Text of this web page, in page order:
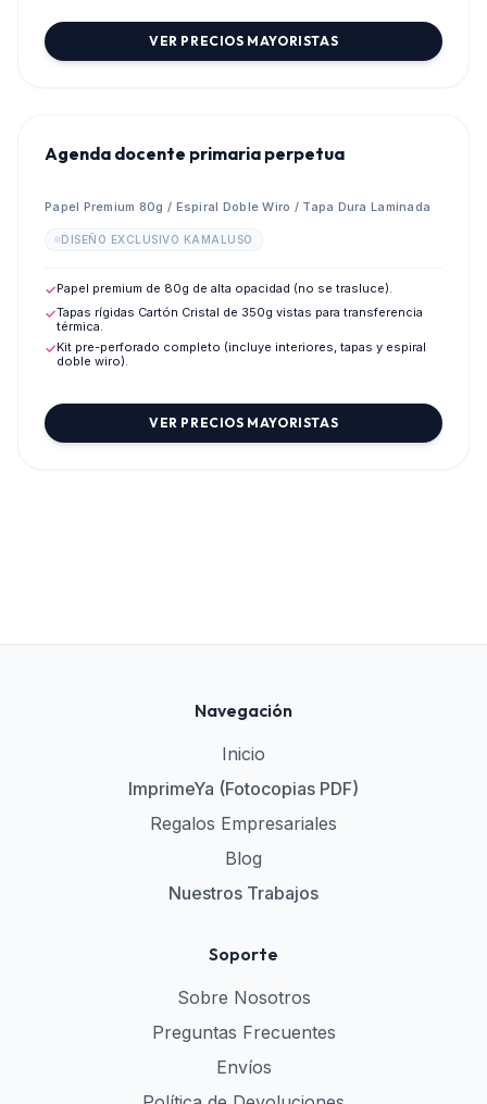
VER PRECIOS MAYORISTAS
Agenda docente primaria perpetua
Papel Premium 80g / Espiral Doble Wiro / Tapa Dura Laminada
DISEÑO EXCLUSIVO KAMALUSO
✓Papel premium de 80g de alta opacidad (no se trasluce).
✓Tapas rígidas Cartón Cristal de 350g vistas para transferencia
térmica.
✓Kit pre-perforado completo (incluye interiores, tapas y espiral
doble wiro).
VER PRECIOS MAYORISTAS
Navegación
Inicio
ImprimeYa (Fotocopias PDF)
Regalos Empresariales
Blog
Nuestros Trabajos
Soporte
Sobre Nosotros
Preguntas Frecuentes
Envíos